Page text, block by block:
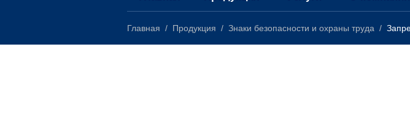
Главная Продукция Знаки безопасности и охраны труда